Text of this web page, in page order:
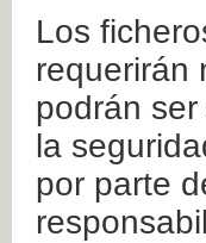
Los
requerirán
podrán
la
por parte